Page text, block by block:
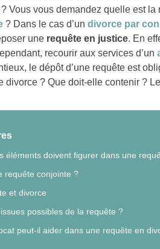
Vous vous demandez quelle est
? Dans le cas d’un divorce par
une requête en justice. En
recourir aux services d’un
le dépôt d’une requête est
divorce ? Que doit-elle contenir ?
éléments doivent figurer dans une
requête conjointe ?
et divorce
possibles de la requête ?
peut-il aider dans une requête en